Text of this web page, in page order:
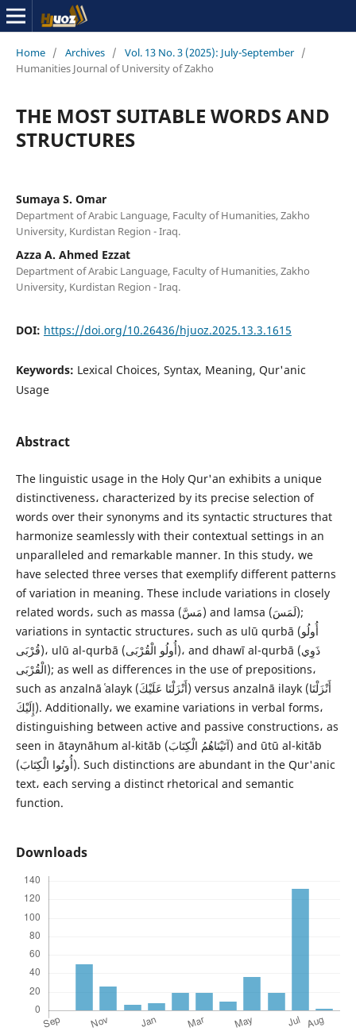
Home / Archives / Vol. 13 No. 3 (2025): July-September /
Humanities Journal of University of Zakho
THE MOST SUITABLE WORDS AND
STRUCTURES
Sumaya S. Omar
Department of Arabic Language, Faculty of Humanities, Zakho
University, Kurdistan Region - Iraq.
Azza A. Ahmed Ezzat
Department of Arabic Language, Faculty of Humanities, Zakho
University, Kurdistan Region - Iraq.
DOI: https://doi.org/10.26436/hjuoz.2025.13.3.1615
Keywords: Lexical Choices, Syntax, Meaning, Qur'anic
Usage
Abstract
The linguistic usage in the Holy Qur'an exhibits a unique
distinctiveness، characterized by its precise selection of
words over their synonyms and its syntactic structures that
harmonize seamlessly with their contextual settings in an
unparalleled and remarkable manner. In this study، we
have selected three verses that exemplify different patterns
of variation in meaning. These include variations in closely
related words، such as massa (مَسَّ) and lamsa (لَمَسَ);
variations in syntactic structures، such as ulū qurbā (أُولُو
قُرْبَى)، ulū al-qurbā (أُولُو الْقُرْبَى)، and dhawī al-qurbā (ذَوِي
الْقُرْبَى); as well as differences in the use of prepositions،
such as anzalnā ʿalayk (أَنْزَلْنَا عَلَيْكَ) versus anzalnā ilayk (أَنْزَلْنَا
إِلَيْكَ). Additionally، we examine variations in verbal forms،
distinguishing between active and passive constructions، as
seen in ātaynāhum al-kitāb (آتَيْنَاهُمُ الْكِتَابَ) and ūtū al-kitāb
(أُوتُوا الْكِتَابَ). Such distinctions are abundant in the Qur'anic
text، each serving a distinct rhetorical and semantic
function.
Downloads